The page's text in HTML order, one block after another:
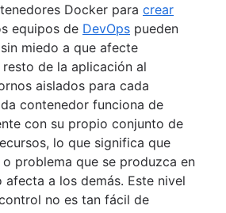
Docker para crear
equipos de DevOps pueden
miedo a que afecte
de la aplicación al
aislados para cada
contenedor funciona de
con su propio conjunto de
lo que significa que
problema que se produzca en
afecta a los demás. Este nivel
no es tan fácil de